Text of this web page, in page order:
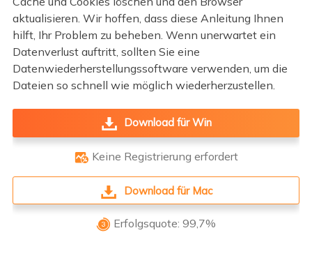
aktualisieren. Wir hoffen, dass diese Anleitung Ihnen
hilft, Ihr Problem zu beheben. Wenn unerwartet ein
Datenverlust auftritt, sollten Sie eine
Datenwiederherstellungssoftware verwenden, um die
Dateien so schnell wie möglich wiederherzustellen.
Download für Win
 Keine Registrierung erfordert
Download für Mac
 Erfolgsquote: 99,7%